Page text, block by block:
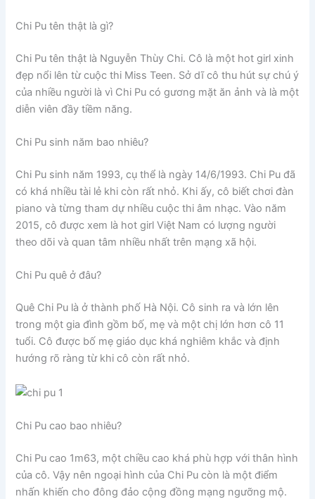
Chi Pu tên thật là gì?
Chi Pu tên thật là Nguyễn Thùy Chi. Cô là một hot girl xinh
đẹp nổi lên từ cuộc thi Miss Teen. Sở dĩ cô thu hút sự chú ý
của nhiều người là vì Chi Pu có gương mặt ăn ảnh và là một
diễn viên đầy tiềm năng.
Chi Pu sinh năm bao nhiêu?
Chi Pu sinh năm 1993, cụ thể là ngày 14/6/1993. Chi Pu đã
có khá nhiều tài lẻ khi còn rất nhỏ. Khi ấy, cô biết chơi đàn
piano và từng tham dự nhiều cuộc thi âm nhạc. Vào năm
2015, cô được xem là hot girl Việt Nam có lượng người
theo dõi và quan tâm nhiều nhất trên mạng xã hội.
Chi Pu quê ở đâu?
Quê Chi Pu là ở thành phố Hà Nội. Cô sinh ra và lớn lên
trong một gia đình gồm bố, mẹ và một chị lớn hơn cô 11
tuổi. Cô được bố mẹ giáo dục khá nghiêm khắc và định
hướng rõ ràng từ khi cô còn rất nhỏ.
Chi Pu cao bao nhiêu?
Chi Pu cao 1m63, một chiều cao khá phù hợp với thân hình
của cô. Vậy nên ngoại hình của Chi Pu còn là một điểm
nhấn khiến cho đông đảo cộng đồng mạng ngưỡng mộ.